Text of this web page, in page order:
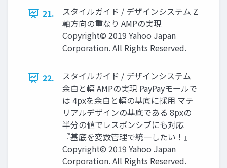
21.
スタイルガイド / デザインシステム Z
軸方向の重なり AMPの実現
Copyright© 2019 Yahoo Japan
Corporation. All Rights Reserved.
22.
スタイルガイド / デザインシステム
余白と幅 AMPの実現 PayPayモールで
は 4pxを余白と幅の基底に採用 マテ
リアルデザインの基底である 8pxの
半分の値でレスポンシブにも対応
『基底を変数管理で統一したい！』
Copyright© 2019 Yahoo Japan
Corporation. All Rights Reserved.